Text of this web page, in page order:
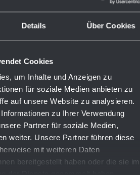
Details Über Cookies
Cookies
um Inhalte und Anzeigen zu
für soziale Medien anbieten zu
auf unsere Website zu analysieren.
zu Ihrer Verwendung
Partner für soziale Medien,
weiter. Unsere Partner führen diese
mit weiteren Daten
bereitgestellt haben oder die sie im
720250
735250